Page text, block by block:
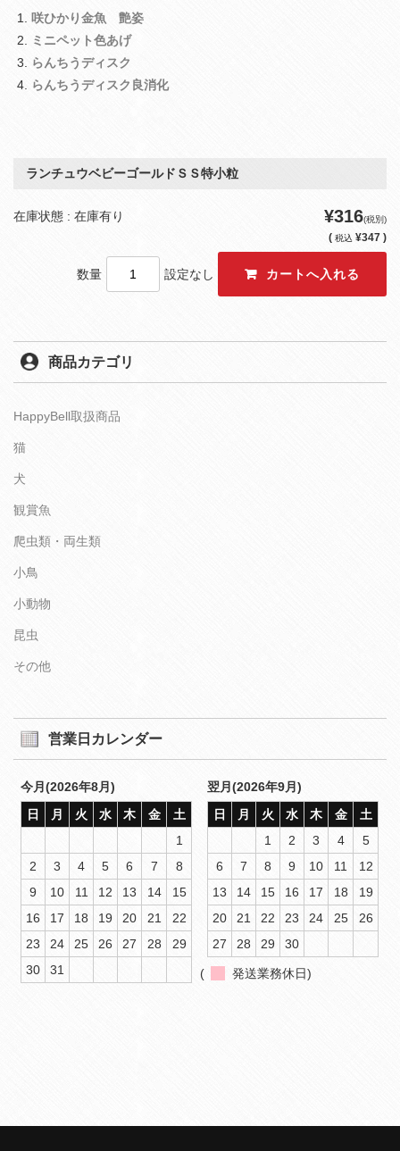
咲ひかり金魚 艶姿
ミニペット色あげ
らんちうディスク
らんちうディスク良消化
ランチュウベビーゴールドＳＳ特小粒
在庫状態 : 在庫有り ¥316(税別)
( 税込 ¥347 )
数量 設定なし
商品カテゴリ
HappyBell取扱商品
猫
犬
観賞魚
爬虫類・両生類
小鳥
小動物
昆虫
その他
営業日カレンダー
今月(2026年8月)
日
月 火 水 木 金
土
1
2
3 4 5 6 7
8
9
10 11 12 13 14
15
16
17 18 19 20 21
22
23
24 25 26 27 28
29
30
31
翌月(2026年9月)
日
月 火 水 木 金
土
1
2 3 4
5
6
7 8 9 10 11
12
13
14 15 16 17 18
19
20
21 22 23 24 25
26
27
28 29 30
( 発送業務休日)